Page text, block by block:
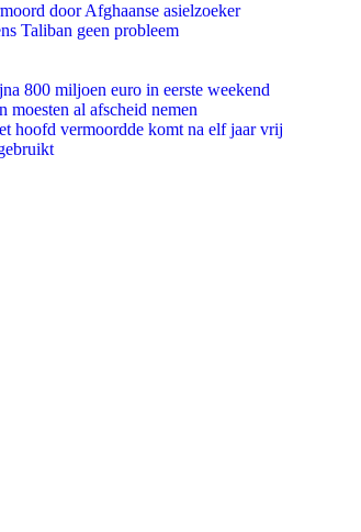
door Afghaanse asielzoeker
Taliban geen probleem
800 miljoen euro in eerste weekend
al afscheid nemen
hoofd vermoordde komt na elf jaar vrij